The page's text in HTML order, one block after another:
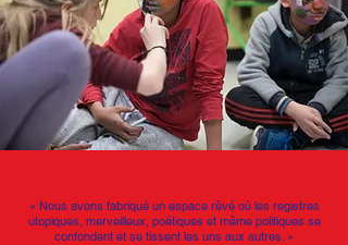
« Nous avons fabriqué un espace rêvé où les registres
utopiques, merveilleux, poétiques et même politiques se
confondent et se tissent les uns aux autres. »